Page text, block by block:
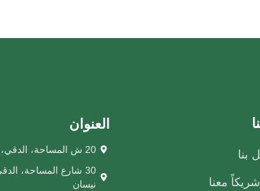
بنا
معنا
العنوان
20 ش المساحة، الدقي، الدقي، القاهرة، مصر
30 شارع المساحة،
نيسان